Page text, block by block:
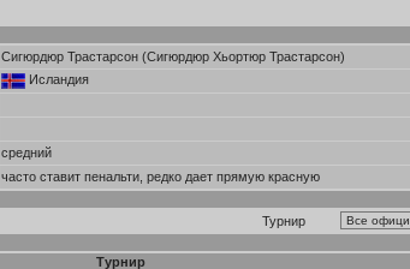
Сигюрдюр Трастарсон (Сигюрдюр Хьортюр Трастарсон)
Исландия
средний
часто ставит пенальти, редко дает прямую красную
Турнир
Турнир